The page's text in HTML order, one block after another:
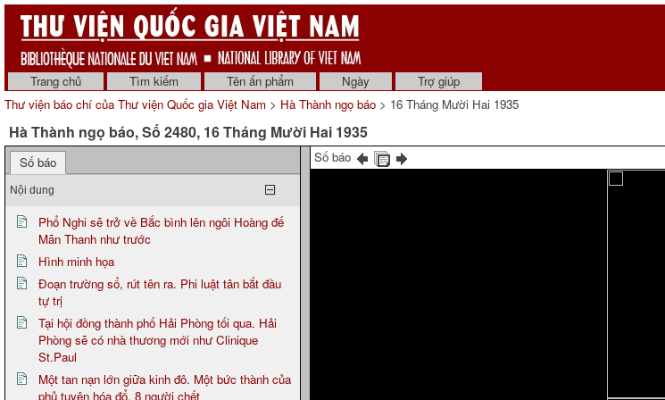
Trang chủ Tìm kiếm Tên ấn phẩm Ngày
Trợ giúp
Thư viện báo chí của Thư viện Quốc gia Việt Nam > Hà Thành ngọ báo > 16 Tháng Mười Hai 1935
Hà Thành ngọ báo, Số 2480, 16 Tháng Mười Hai 1935
Số báo
Nội dung
Phổ Nghi sẽ trở về Bắc bình lên ngôi Hoàng đế
Mãn Thanh như trước
Hình minh họa
Đoạn trường sổ, rút tên ra. Phi luật tân bắt đầu
tự trị
Tại hội đồng thành phố Hải Phòng tối qua. Hải
Phòng sẽ có nhà thương mới như Clinique
St.Paul
Một tan nạn lớn giữa kinh đô. Một bức thành của
phủ tuyên hóa đổ, 8 người chết
Số báo